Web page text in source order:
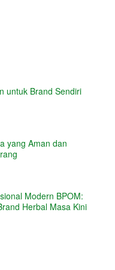
untuk Brand Sendiri
yang Aman dan
Modern BPOM:
Herbal Masa Kini